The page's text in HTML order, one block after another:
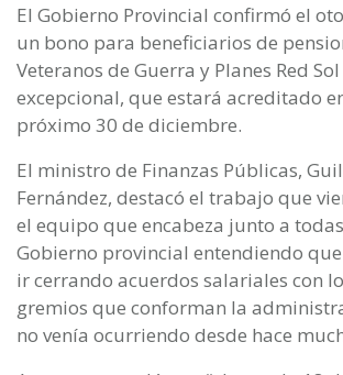
El Gobierno Provincial confirmó el
un bono para beneficiarios de
Veteranos de Guerra y Planes Red
excepcional, que estará acreditado
próximo 30 de diciembre.
El ministro de Finanzas Públicas,
Fernández, destacó el trabajo que
el equipo que encabeza junto a
Gobierno provincial entendiendo
ir cerrando acuerdos salariales con
gremios que conforman la
no venía ocurriendo desde hace